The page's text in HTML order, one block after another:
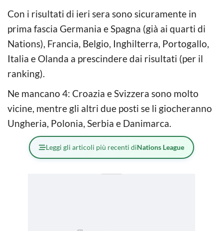
Con i risultati di ieri sera sono sicuramente in
prima fascia Germania e Spagna (già ai quarti di
Nations), Francia, Belgio, Inghilterra, Portogallo,
Italia e Olanda a prescindere dai risultati (per il
ranking).
Ne mancano 4: Croazia e Svizzera sono molto
vicine, mentre gli altri due posti se li giocheranno
Ungheria, Polonia, Serbia e Danimarca.
Leggi gli articoli più recenti diNations League